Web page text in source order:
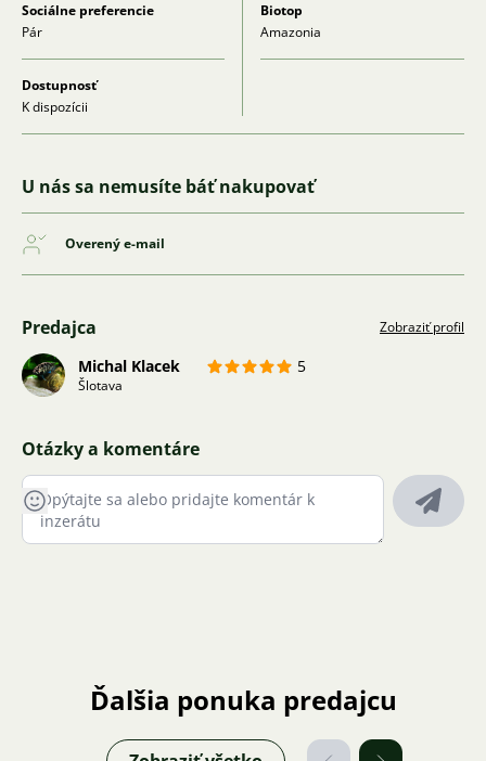
Sociálne preferencie
Pár
Biotop
Amazonia
Dostupnosť
K dispozícii
U nás sa nemusíte báť nakupovať
Overený e-mail
Predajca Zobraziť profil
Michal Klacek 5
Šlotava
Otázky a komentáre
Ďalšia ponuka predajcu